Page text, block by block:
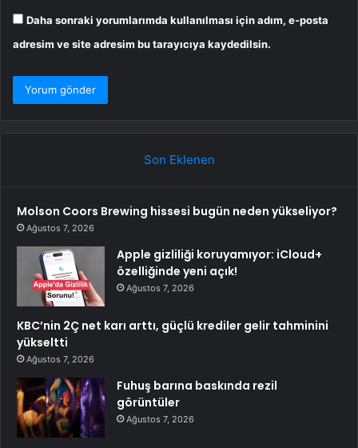
Daha sonraki yorumlarımda kullanılması için adım, e-posta
adresim ve site adresim bu tarayıcıya kaydedilsin.
Son Eklenen
Molson Coors Brewing hissesi bugün neden yükseliyor?
Ağustos 7, 2026
Apple gizliliği koruyamıyor: iCloud+
özelliğinde yeni açık!
Ağustos 7, 2026
KBC’nin 2Ç net karı arttı, güçlü krediler gelir tahminini
yükseltti
Ağustos 7, 2026
Fuhuş barına baskında rezil
görüntüler
Ağustos 7, 2026